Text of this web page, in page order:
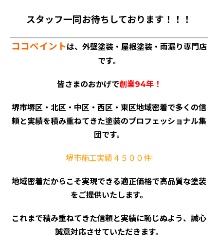
スタッフ一同お待ちしております！！！
ココペイントは、外壁塗装・屋根塗装・雨漏り専門店
です。
皆さまのおかげで創業94年！
堺市堺区・北区・中区・西区・東区地域密着で多くの信
頼と実績を積み重ねてきた塗装のプロフェッショナル集
団です。
堺市施工実績４５００件!
地域密着だからこそ実現できる適正価格で高品質な塗装
をご提供いたします。
これまで積み重ねてきた信頼と実績に恥じぬよう、誠心
誠意対応させていただきます。